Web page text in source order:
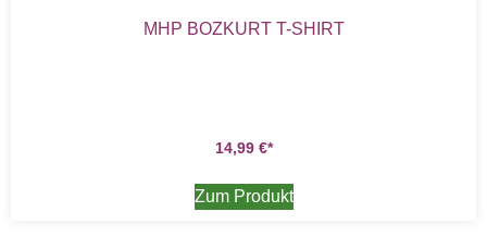
MHP BOZKURT T-SHIRT
14,99 €
Zum Produkt